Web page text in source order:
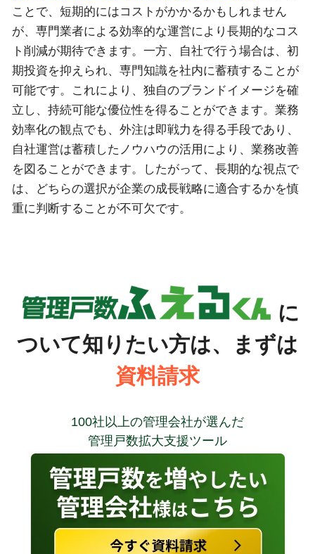
ことで、短期的にはコストがかかるかもしれません
が、専門業者による効率的な運営により長期的なコス
ト削減が期待できます。一方、自社で行う場合は、初
期投資を抑えられ、専門知識を社内に蓄積することが
可能です。これにより、独自のブランドイメージを確
立し、持続可能な優位性を得ることができます。業務
効率化の観点でも、外注は即戦力を得る手段であり、
自社運営は蓄積したノウハウの活用により、業務改善
を図ることができます。したがって、長期的な視点で
は、どちらの選択が企業の成長戦略に適合するかを慎
重に判断することが不可欠です。
に
ついて知りたい方は、まずは
資料請求
100社以上の管理会社が選んだ
管理戸数拡大支援ツール